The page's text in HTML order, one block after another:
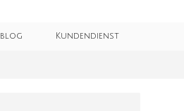
blog Kundendienst